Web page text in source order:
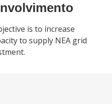
is to increase
to supply NEA grid